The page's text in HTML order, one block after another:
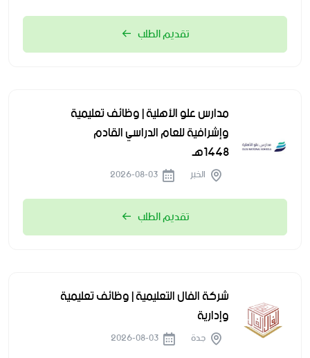
تقديم الطلب
مدارس علو الأهلية | وظائف تعليمية
وإشرافية للعام الدراسي القادم
1448هـ
الخبر
تقديم الطلب
شركة الفال التعليمية | وظائف تعليمية
وإدارية
جدة